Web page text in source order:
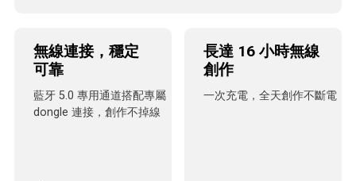
無線連接，穩定
可靠
藍牙 5.0 專用通道搭配專屬
dongle 連接，創作不掉線
長達 16 小時無線
創作
一次充電，全天創作不斷電